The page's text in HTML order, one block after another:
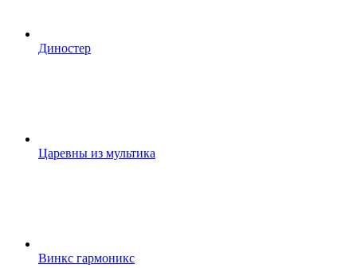
Диностер
Царевны из мультика
Винкс гармоникс